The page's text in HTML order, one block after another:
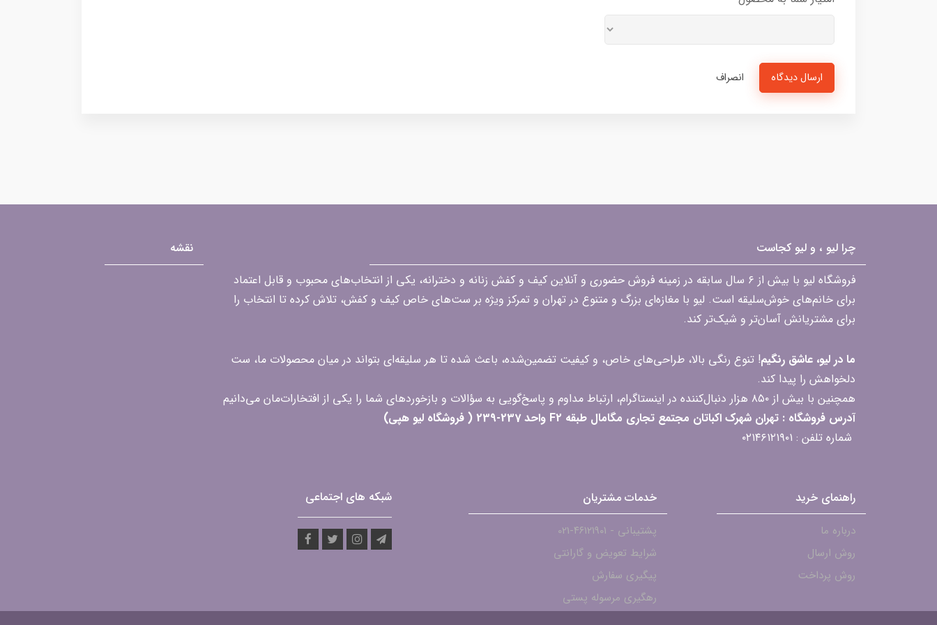
ارسال دیدگاه انصراف
چرا لیو ، و لیو کجاست
فروشگاه لیو با بیش از ۶ سال سابقه در زمینه فروش حضوری و آنلاین کیف و کفش زنانه و دخترانه، یکی از انتخاب‌های محبوب و قابل اعتماد
برای خانم‌های خوش‌سلیقه است. لیو با مغازه‌ای بزرگ و متنوع در تهران و تمرکز ویژه بر ست‌های خاص کیف و کفش، تلاش کرده تا انتخاب را
برای مشتریانش آسان‌تر و شیک‌تر کند.
ما در لیو، عاشق رنگیم! تنوع رنگی بالا، طراحی‌های خاص، و کیفیت تضمین‌شده، باعث شده تا هر سلیقه‌ای بتواند در میان محصولات ما، ست
دلخواهش را پیدا کند.
همچنین با بیش از ۸۵۰ هزار دنبال‌کننده در اینستاگرام، ارتباط مداوم و پاسخ‌گویی به سؤالات و بازخوردهای شما را یکی از افتخارات‌مان می‌دانیم
آدرس فروشگاه : تهران شهرک اکباتان مجتمع تجاری مگامال طبقه F2 واحد 237-239 ( فروشگاه لیو هپی)
شماره تلفن : ۰۲۱۴۶۱۲۱۹۰۱
نقشه
راهنمای خرید
درباره ما
روش ارسال
روش پرداخت
خدمات مشتریان
پشتیبانی - ۴۶۱۲۱۹۰۱-021
شرایط تعویض و گارانتی
پیگیری سفارش
رهگیری مرسوله پستی
شبکه های اجتماعی